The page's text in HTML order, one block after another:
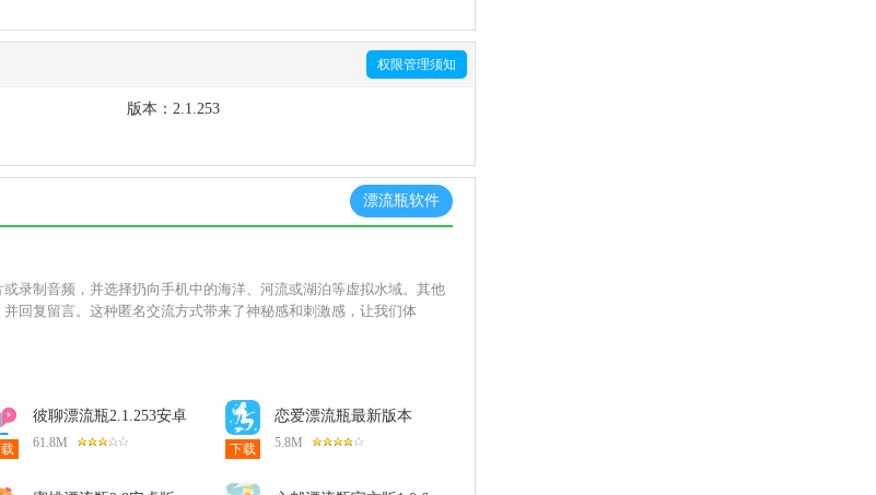
权限管理须知
版本：2.1.253
漂流瓶软件
录制音频，并选择扔向手机中的海洋、河流或湖泊等虚拟水域。其他
回复留言。这种匿名交流方式带来了神秘感和刺激感，让我们体
彼聊漂流瓶2.1.253安卓
版
61.8M 下载
恋爱漂流瓶最新版本
3.2.2安卓版
5.8M